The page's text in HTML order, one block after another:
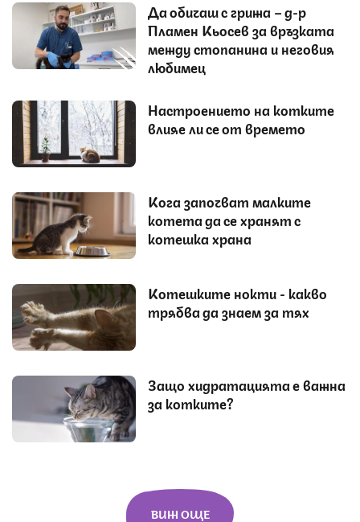
Да обичаш с грижа – д-р
Пламен Кьосев за връзката
между стопанина и неговия
любимец
Настроението на котките
влияе ли се от времето
Кога започват малките
котета да се хранят с
котешка храна
Котешките нокти - какво
трябва да знаем за тях
Защо хидратацията е важна
за котките?
ВИЖ ОЩЕ